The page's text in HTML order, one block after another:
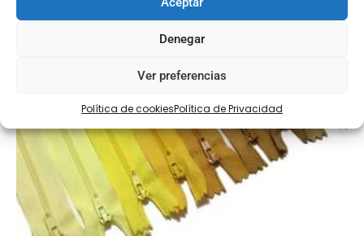
Denegar
Ver preferencias
Política de cookiesPolítica de Privacidad